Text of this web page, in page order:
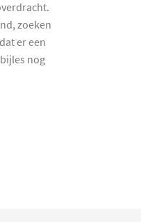
zoeken
er een
nog